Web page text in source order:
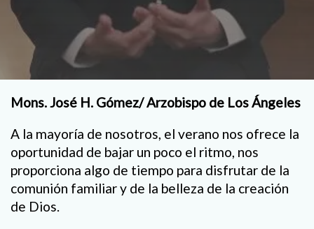
Mons. José H. Gómez/ Arzobispo de Los Ángeles
A la mayoría de nosotros, el verano nos ofrece la
oportunidad de bajar un poco el ritmo, nos
proporciona algo de tiempo para disfrutar de la
comunión familiar y de la belleza de la creación
de Dios.